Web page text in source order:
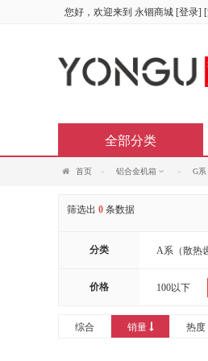
您好，欢迎来到 永锢商城 [登录] [
全部分类
首页 铝合金机箱 G
筛选出 0 条数据
分类 A系（散热
价格 100以下
综合 销量 热度